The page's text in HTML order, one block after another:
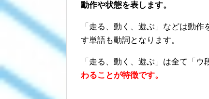
動作や状態を表します。
「走る、動く、遊ぶ」などは動
す単語も動詞となります。
「走る、動く、遊ぶ」は全て「ウ
わることが特徴です。